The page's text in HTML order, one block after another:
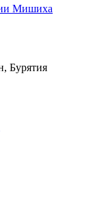
Бурятия